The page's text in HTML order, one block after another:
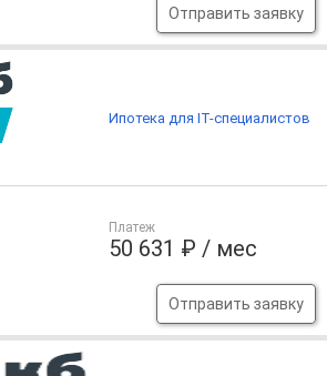
Отправить заявку
Платеж
50 631 ₽ / мес
Отправить заявку
Ипотека для IT-специалистов